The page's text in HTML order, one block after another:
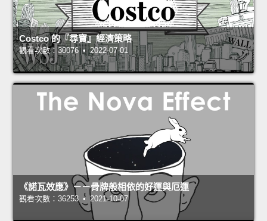
Costco 的『尋寶』經濟策略
觀看次數：30076 • 2022-07-01
《諾瓦效應》－－骨牌般相依的好運與厄運
觀看次數：36253 • 2021-10-07